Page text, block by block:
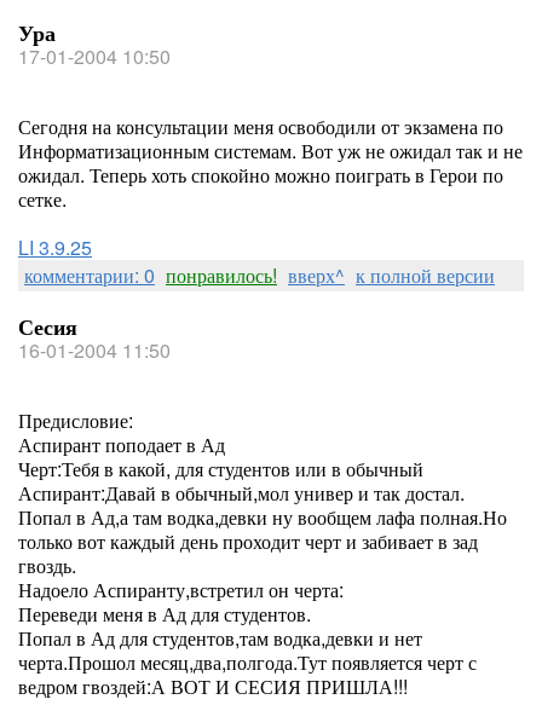
Ура
17-01-2004 10:50
Сегодня на консультации меня освободили от экзамена по
Информатизационным системам. Вот уж не ожидал так и не
ожидал. Теперь хоть спокойно можно поиграть в Герои по
сетке.
LI 3.9.25
комментарии: 0 понравилось! вверх^ к полной версии
Сесия
16-01-2004 11:50
Предисловие:
Аспирант поподает в Ад
Черт:Тебя в какой, для студентов или в обычный
Аспирант:Давай в обычный,мол универ и так достал.
Попал в Ад,а там водка,девки ну вообщем лафа полная.Но
только вот каждый день проходит черт и забивает в зад
гвоздь.
Надоело Аспиранту,встретил он черта:
Переведи меня в Ад для студентов.
Попал в Ад для студентов,там водка,девки и нет
черта.Прошол месяц,два,полгода.Тут появляется черт с
ведром гвоздей:А ВОТ И СЕСИЯ ПРИШЛА!!!